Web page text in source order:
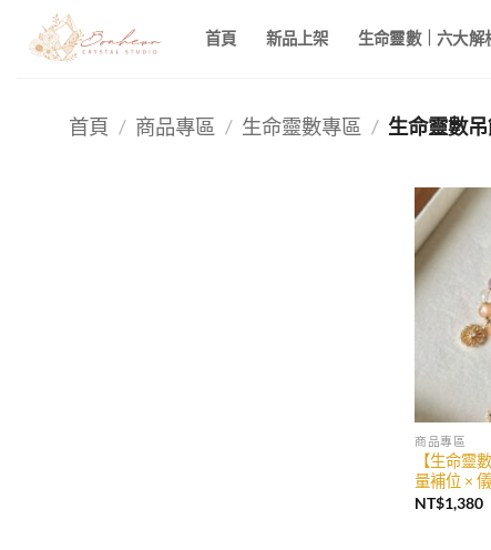
首頁 新品上架 生命靈數｜六大解
首頁 / 商品專區 / 生命靈數專區 / 生命靈數
商品專區
【生命靈
量補位 ×
NT$1,380